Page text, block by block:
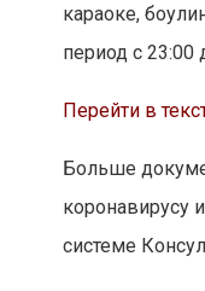
караоке,
период с 23:00
Перейти в
Больше
коронавирусу
системе